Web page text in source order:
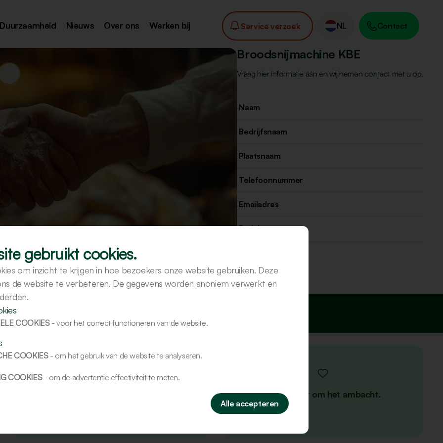
Duurzaamheid Nieuws Over ons Werken bij Service verzoek NL Contact
Broodsnijmachine KBE
Vraag hier informatie aan en wij nemen contact met u op.
info@kalmeijer.com + 31 (0) 70 388 8950
Alles draait om het ambacht.
gebruikt cookies.
om inzicht te krijgen in hoe bezoekers onze website gebruiken. Deze
de website te verbeteren. De gegevens worden anoniem verwerkt en
COOKIES - voor het correct functioneren van de website.
COOKIES - om het gebruik van de website te analyseren.
COOKIES - om de advertentie effectiviteit te meten.
Alle accepteren